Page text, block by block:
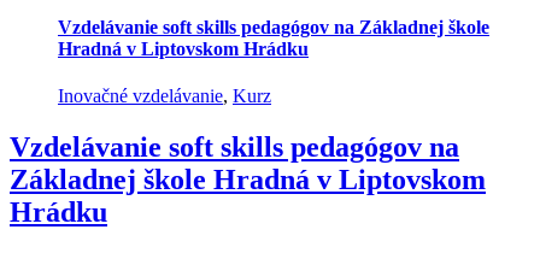
Vzdelávanie soft skills pedagógov na Základnej škole
Hradná v Liptovskom Hrádku
Inovačné vzdelávanie, Kurz
Vzdelávanie soft skills pedagógov na
Základnej škole Hradná v Liptovskom
Hrádku